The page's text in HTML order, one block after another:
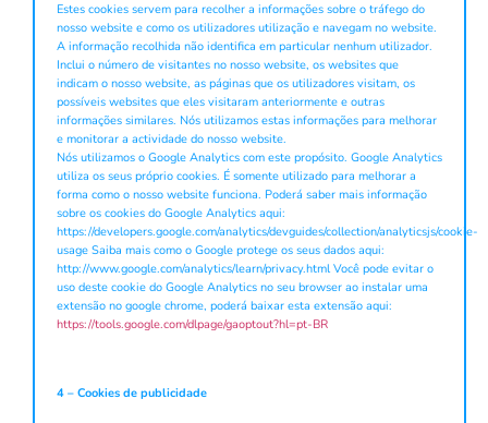
Estes cookies servem para recolher a informações sobre o tráfego do
nosso website e como os utilizadores utilização e navegam no website.
A informação recolhida não identifica em particular nenhum utilizador.
Inclui o número de visitantes no nosso website, os websites que
indicam o nosso website, as páginas que os utilizadores visitam, os
possíveis websites que eles visitaram anteriormente e outras
informações similares. Nós utilizamos estas informações para melhorar
e monitorar a actividade do nosso website.
Nós utilizamos o Google Analytics com este propósito. Google Analytics
utiliza os seus próprio cookies. É somente utilizado para melhorar a
forma como o nosso website funciona. Poderá saber mais informação
sobre os cookies do Google Analytics aqui:
https://developers.google.com/analytics/devguides/collection/analyticsjs/cookie-
usage Saiba mais como o Google protege os seus dados aqui:
http://www.google.com/analytics/learn/privacy.html Você pode evitar o
uso deste cookie do Google Analytics no seu browser ao instalar uma
extensão no google chrome, poderá baixar esta extensão aqui:
https://tools.google.com/dlpage/gaoptout?hl=pt-BR
4 – Cookies de publicidade